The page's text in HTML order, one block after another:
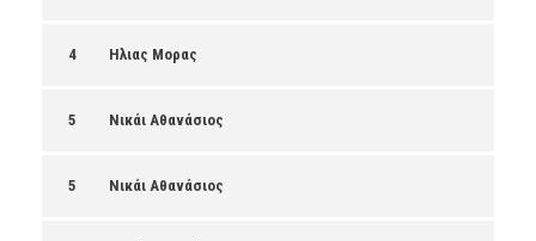
4 Ηλιας Μορας
5 Νικάι Αθανάσιος
5 Νικάι Αθανάσιος